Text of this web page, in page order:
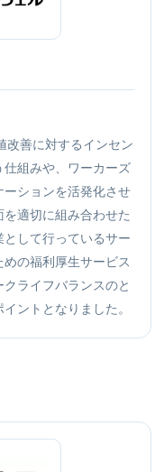
改善に対するインセン
組みや、ワーカーズ
ションを活発化させ
適切に組み合わせた
して行っているサー
の福利厚生サービス
ライフバランスのと
ントとなりました。